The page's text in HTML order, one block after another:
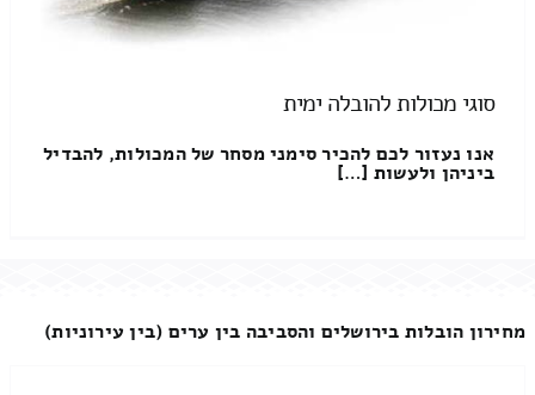
סוגי מכולות להובלה ימית
אנו נעזור לכם להכיר סימני מסחר של המכולות, להבדיל
ביניהן ולעשות […]
מחירון הובלות בירושלים והסביבה בין ערים (בין עירוניות)